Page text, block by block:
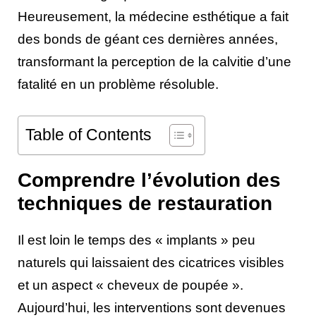
Heureusement, la médecine esthétique a fait
des bonds de géant ces dernières années,
transformant la perception de la calvitie d’une
fatalité en un problème résoluble.
Table of Contents
Comprendre l’évolution des
techniques de restauration
Il est loin le temps des « implants » peu
naturels qui laissaient des cicatrices visibles
et un aspect « cheveux de poupée ».
Aujourd’hui, les interventions sont devenues